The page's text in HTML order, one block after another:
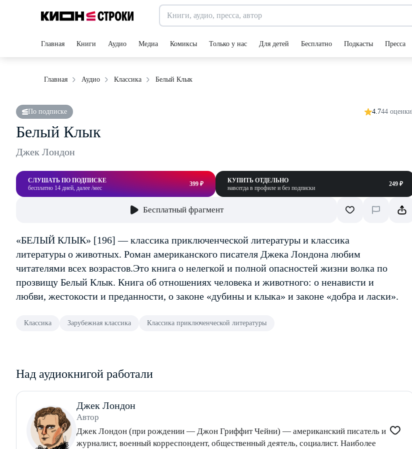
Главная Книги Аудио Медиа Комиксы Только у нас Для детей Бесплатно Подкасты Пресса
Главная Аудио Классика Белый Клык
По подписке 4.744 оценки
Белый Клык
Джек Лондон
СЛУШАТЬ ПО ПОДПИСКЕ
бесплатно 14 дней, далее /мес
399 ₽
КУПИТЬ ОТДЕЛЬНО
навсегда в профиле и без подписки
249 ₽
Бесплатный фрагмент
«БЕЛЫЙ КЛЫК» [196] — классика приключенческой литературы и классика
литературы о животных. Роман американского писателя Джека Лондона любим
читателями всех возрастов.Это книга о нелегкой и полной опасностей жизни волка по
прозвищу Белый Клык. Книга об отношениях человека и животного: о ненависти и
любви, жестокости и преданности, о законе «дубины и клыка» и законе «добра и ласки».
Классика Зарубежная классика Классика приключенческой литературы
Над аудиокнигой работали
Джек Лондон
Автор
Джек Лондон (при рождении — Джон Гриффит Чейни) — американский писатель и
журналист, военный корреспондент, общественный деятель, социалист. Наиболее